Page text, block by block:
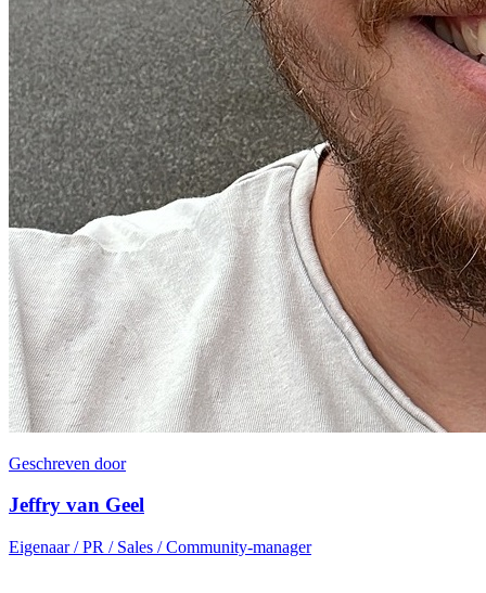
Geschreven door
Jeffry van Geel
Eigenaar / PR / Sales / Community-manager